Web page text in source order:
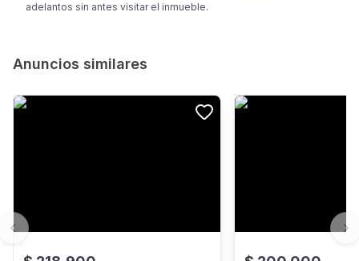
adelantos sin antes visitar el inmueble.
Anuncios similares
Previous slide